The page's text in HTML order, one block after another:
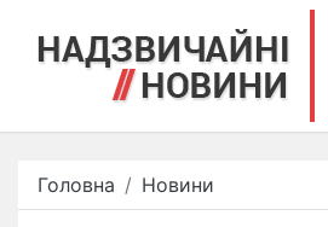
Головна Новини